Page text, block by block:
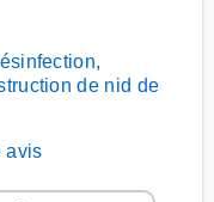
de nid de
avis